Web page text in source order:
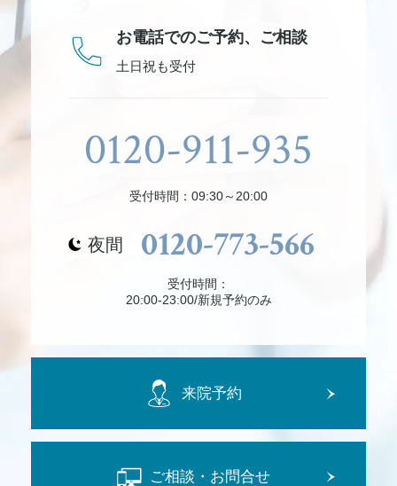
お電話でのご予約、 ご相談
土日祝も受付
0120-911-935
受付時間：09:30～20:00
夜間 0120-773-566
受付時間：
20:00-23:00/新規予約のみ
来院予約
ご相談・お問合せ